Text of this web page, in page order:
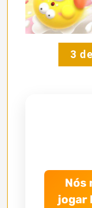
3
Nós
jogar